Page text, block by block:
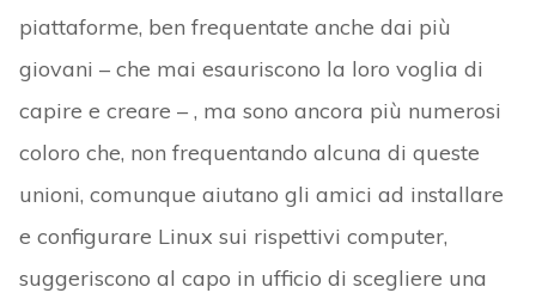
piattaforme, ben frequentate anche dai più
giovani – che mai esauriscono la loro voglia di
capire e creare – , ma sono ancora più numerosi
coloro che, non frequentando alcuna di queste
unioni, comunque aiutano gli amici ad installare
e configurare Linux sui rispettivi computer,
suggeriscono al capo in ufficio di scegliere una